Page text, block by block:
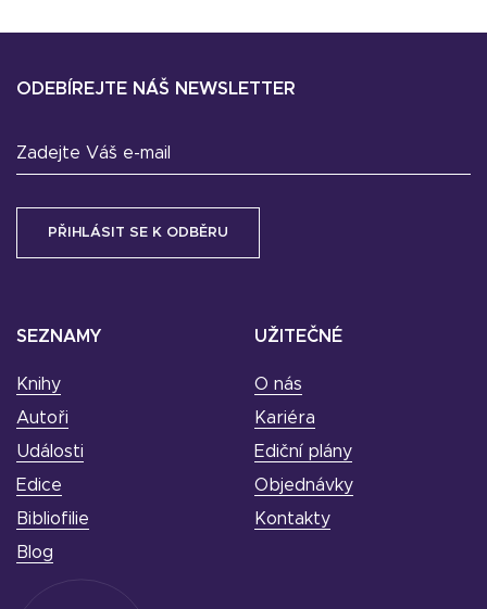
SEZNAMY
Knihy
Autoři
Události
Edice
Bibliofilie
Blog
UŽITEČNÉ
O nás
Kariéra
Ediční plány
Objednávky
Kontakty
ODEBÍREJTE NÁŠ NEWSLETTER
Zadejte Váš e-mail